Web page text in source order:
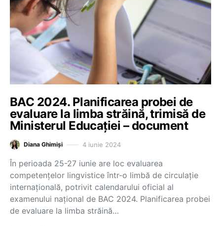
BAC 2024. Planificarea probei de
evaluare la limba străină, trimisă de
Ministerul Educației – document
Diana Ghimiși 4 iunie 2024
În perioada 25-27 iunie are loc evaluarea
competențelor lingvistice într-o limbă de circulație
internațională, potrivit calendarului oficial al
examenului național de BAC 2024. Planificarea probei
de evaluare la limba străină…